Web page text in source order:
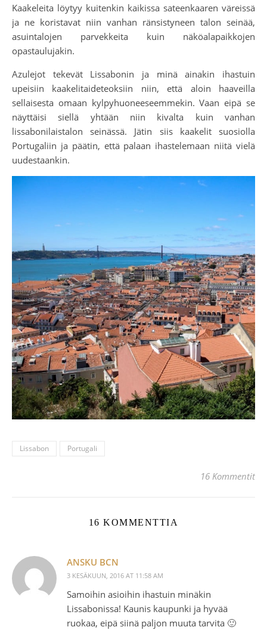
Kaakeleita löytyy kuitenkin kaikissa sateenkaaren väreissä
ja ne koristavat niin vanhan ränsistyneen talon seinää,
asuintalojen parvekkeita kuin näköalapaikkojen
opastaulujakin.
Azulejot tekevät Lissabonin ja minä ainakin ihastuin
upeisiin kaakelitaideteoksiin niin, että aloin haaveilla
sellaisesta omaan kylpyhuoneeseemmekin. Vaan eipä se
näyttäisi siellä yhtään niin kivalta kuin vanhan
lissabonilaistalon seinässä. Jätin siis kaakelit suosiolla
Portugaliin ja päätin, että palaan ihastelemaan niitä vielä
uudestaankin.
Lissabon Portugali
16 Kommentit
16 KOMMENTTIA
ANSKU BCN
3 KESÄKUUN, 2016 AT 11:58 AM
Samoihin asioihin ihastuin minäkin
Lissabonissa! Kaunis kaupunki ja hyvää
ruokaa, eipä siinä paljon muuta tarvita 🙂